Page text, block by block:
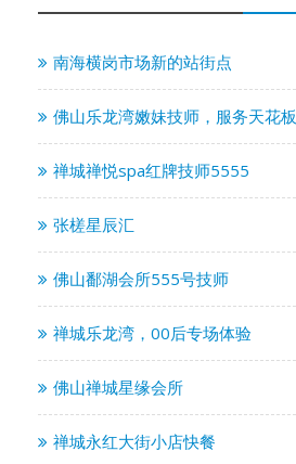
南海横岗市场新的站街点
佛山乐龙湾嫩妹技师，服务天花板
禅城禅悦spa红牌技师5555
张槎星辰汇
佛山鄱湖会所555号技师
禅城乐龙湾，00后专场体验
佛山禅城星缘会所
禅城永红大街小店快餐